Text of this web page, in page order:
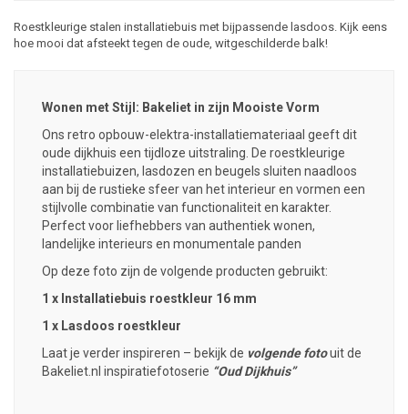
Roestkleurige stalen installatiebuis met bijpassende lasdoos. Kijk eens
hoe mooi dat afsteekt tegen de oude, witgeschilderde balk!
Wonen met Stijl: Bakeliet in zijn Mooiste Vorm
Ons retro opbouw-elektra-installatiemateriaal geeft dit
oude dijkhuis een tijdloze uitstraling. De roestkleurige
installatiebuizen, lasdozen en beugels sluiten naadloos
aan bij de rustieke sfeer van het interieur en vormen een
stijlvolle combinatie van functionaliteit en karakter.
Perfect voor liefhebbers van authentiek wonen,
landelijke interieurs en monumentale panden
Op deze foto zijn de volgende producten gebruikt:
1 x Installatiebuis roestkleur 16 mm
1 x Lasdoos roestkleur
Laat je verder inspireren – bekijk de volgende fotouit de
Bakeliet.nl inspiratiefotoserie “Oud Dijkhuis”